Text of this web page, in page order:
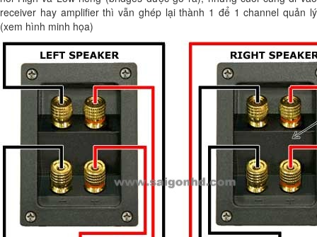
receiver hay amplifier thì vẫn ghép lại thành 1 để 1 channel quản lý
(xem hình minh họa)